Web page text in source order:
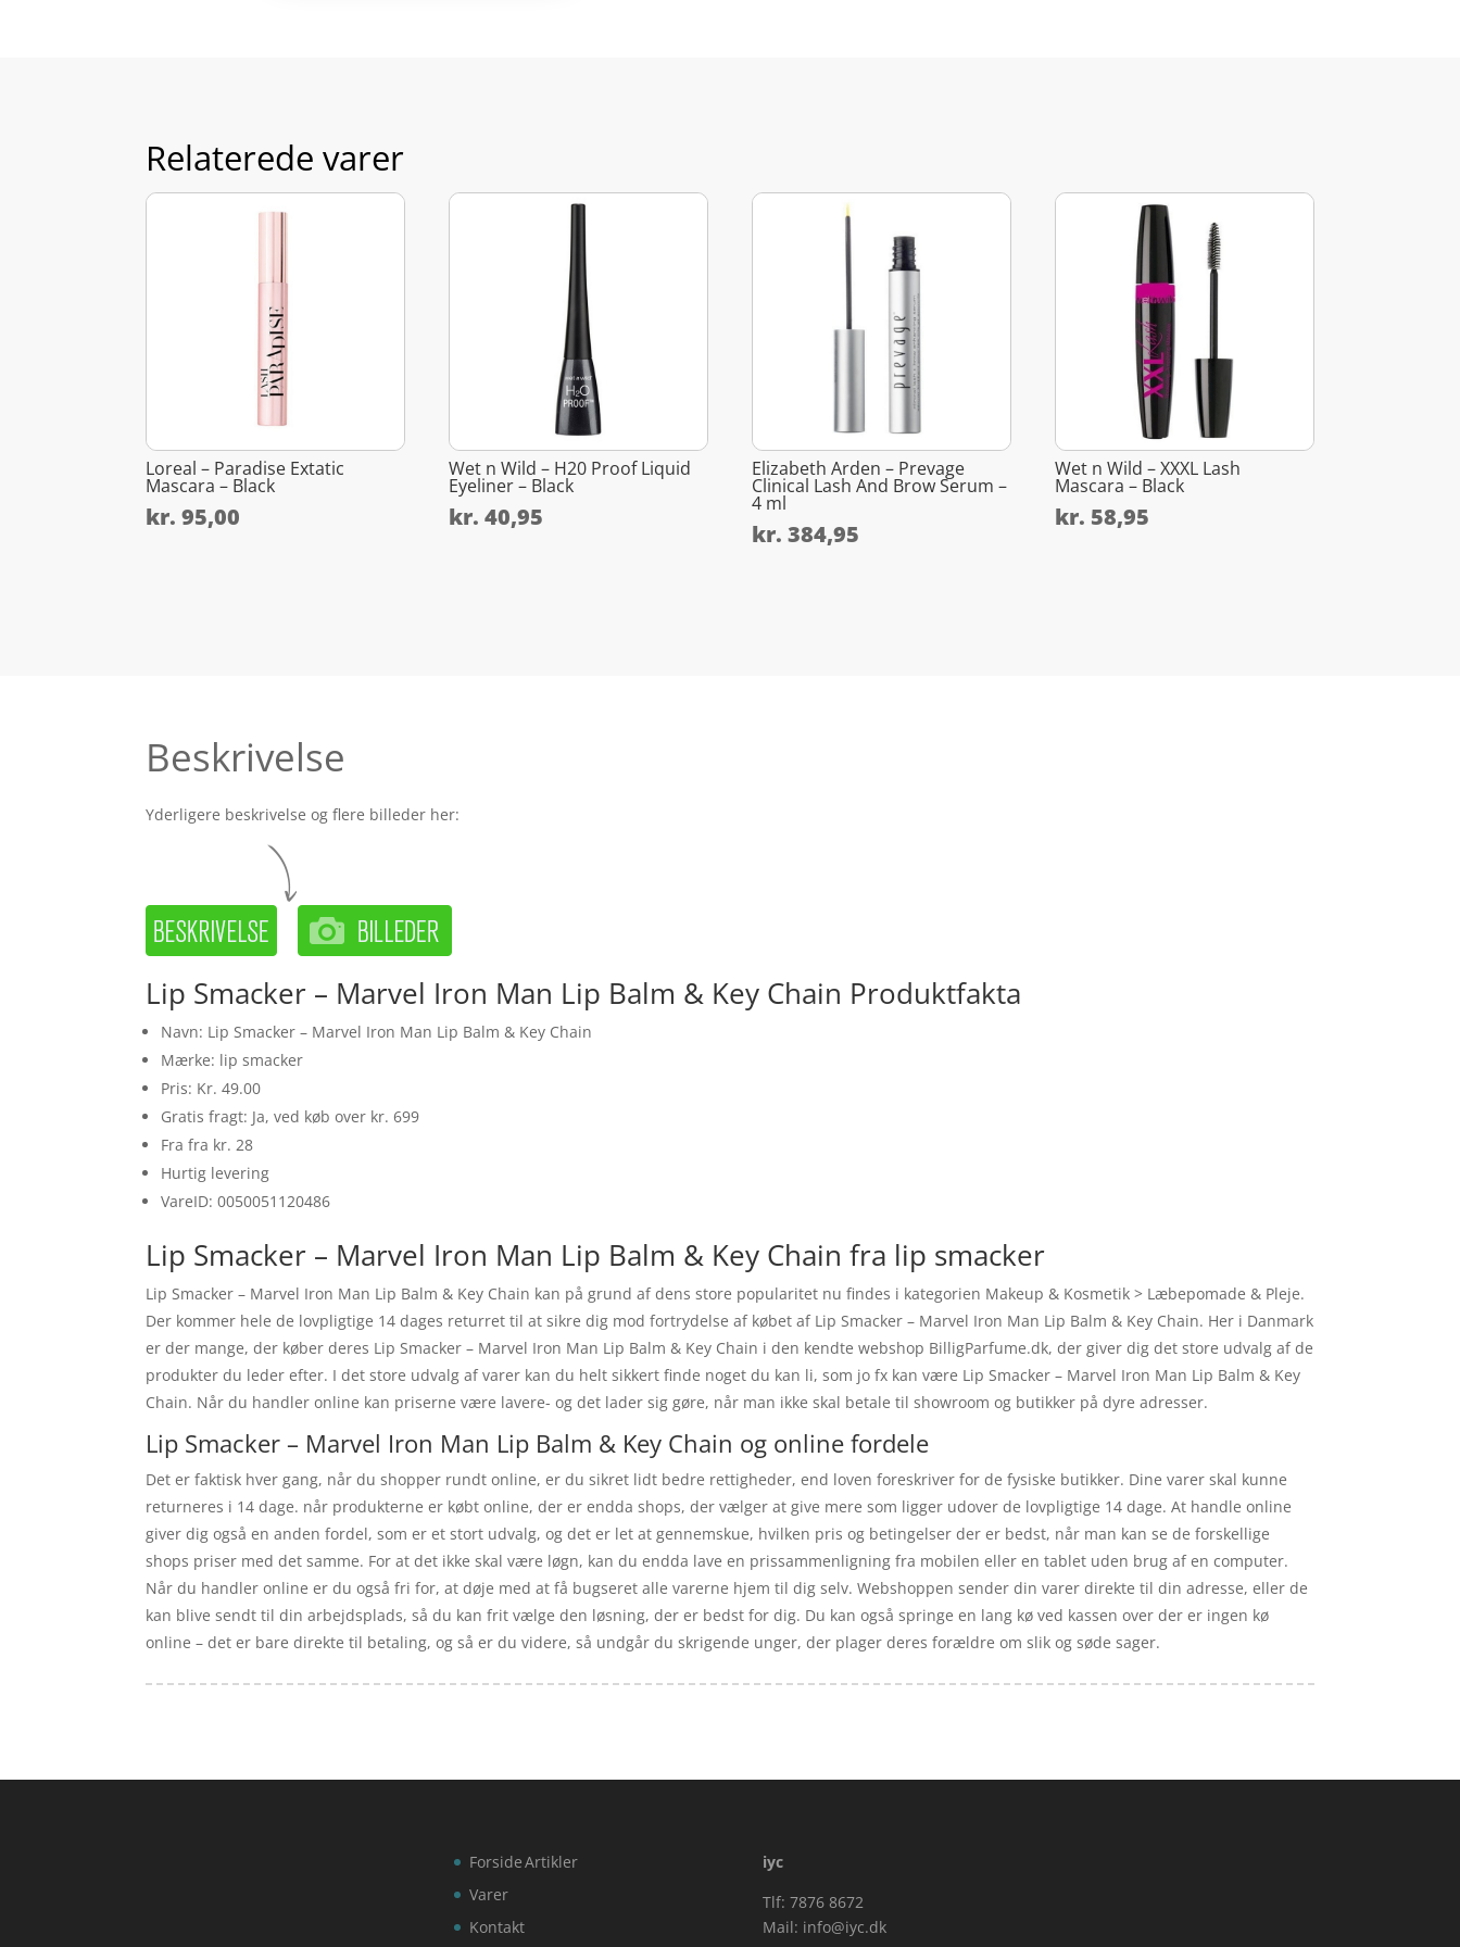
Relaterede varer
Loreal – Paradise Extatic
Mascara – Black
kr. 95,00
Wet n Wild – H20 Proof Liquid
Eyeliner – Black
kr. 40,95
Elizabeth Arden – Prevage
Clinical Lash And Brow Serum –
4 ml
kr. 384,95
Wet n Wild – XXXL Lash
Mascara – Black
kr. 58,95
Beskrivelse
Yderligere beskrivelse og flere billeder her:
Lip Smacker – Marvel Iron Man Lip Balm & Key Chain Produktfakta
Navn: Lip Smacker – Marvel Iron Man Lip Balm & Key Chain
Mærke: lip smacker
Pris: Kr. 49.00
Gratis fragt: Ja, ved køb over kr. 699
Fra fra kr. 28
Hurtig levering
VareID: 0050051120486
Lip Smacker – Marvel Iron Man Lip Balm & Key Chain fra lip smacker
Lip Smacker – Marvel Iron Man Lip Balm & Key Chain kan på grund af dens store popularitet nu findes i kategorien Makeup & Kosmetik > Læbepomade & Pleje.
Der kommer hele de lovpligtige 14 dages returret til at sikre dig mod fortrydelse af købet af Lip Smacker – Marvel Iron Man Lip Balm & Key Chain. Her i Danmark
er der mange, der køber deres Lip Smacker – Marvel Iron Man Lip Balm & Key Chain i den kendte webshop BilligParfume.dk, der giver dig det store udvalg af de
produkter du leder efter. I det store udvalg af varer kan du helt sikkert finde noget du kan li, som jo fx kan være Lip Smacker – Marvel Iron Man Lip Balm & Key
Chain. Når du handler online kan priserne være lavere- og det lader sig gøre, når man ikke skal betale til showroom og butikker på dyre adresser.
Lip Smacker – Marvel Iron Man Lip Balm & Key Chain og online fordele
Det er faktisk hver gang, når du shopper rundt online, er du sikret lidt bedre rettigheder, end loven foreskriver for de fysiske butikker. Dine varer skal kunne
returneres i 14 dage. når produkterne er købt online, der er endda shops, der vælger at give mere som ligger udover de lovpligtige 14 dage. At handle online
giver dig også en anden fordel, som er et stort udvalg, og det er let at gennemskue, hvilken pris og betingelser der er bedst, når man kan se de forskellige
shops priser med det samme. For at det ikke skal være løgn, kan du endda lave en prissammenligning fra mobilen eller en tablet uden brug af en computer.
Når du handler online er du også fri for, at døje med at få bugseret alle varerne hjem til dig selv. Webshoppen sender din varer direkte til din adresse, eller de
kan blive sendt til din arbejdsplads, så du kan frit vælge den løsning, der er bedst for dig. Du kan også springe en lang kø ved kassen over der er ingen kø
online – det er bare direkte til betaling, og så er du videre, så undgår du skrigende unger, der plager deres forældre om slik og søde sager.
Forside
Varer
Kontakt
Artikler
iyc
Tlf: 7876 8672
Mail: info@iyc.dk